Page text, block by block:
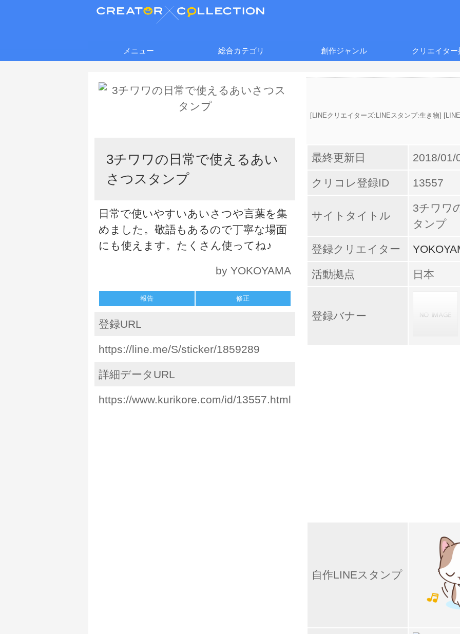
メニュー 総合カテゴリ 創作ジャンル クリエイタ
3チワワの日常で使えるあい
さつスタンプ
日常で使いやすいあいさつや言葉を集
めました。敬語もあるので丁寧な場面
にも使えます。たくさん使ってね♪
by YOKOYAMA
報告 修正
登録URL
https://line.me/S/sticker/1859289
詳細データURL
https://www.kurikore.com/id/13557.html
[ LINEクリエイターズ:LINEスタンプ:生き物] [
最終更新日 2018/01/
クリコレ登録ID 13557
サイトタイトル
3チワワ
タンプ
登録クリエイター
活動拠点 日本
登録バナー
自作LINEスタンプ